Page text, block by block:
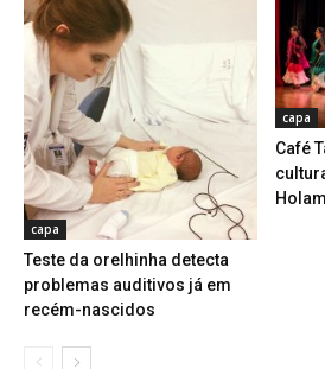
capa
Teste da orelhinha detecta
problemas auditivos já em
recém-nascidos
capa
Café